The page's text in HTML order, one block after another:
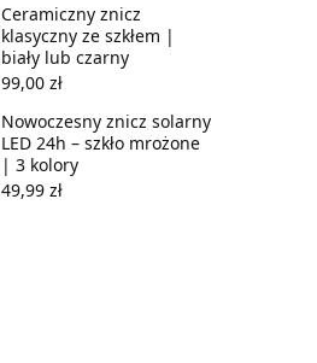
Ceramiczny znicz
klasyczny ze szkłem |
biały lub czarny
99,00 zł
Nowoczesny znicz solarny
LED 24h – szkło mrożone
| 3 kolory
49,99 zł